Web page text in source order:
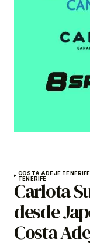
COSTA ADEJE TENERIFE
TENERIFE
Carlota
desde
Costa